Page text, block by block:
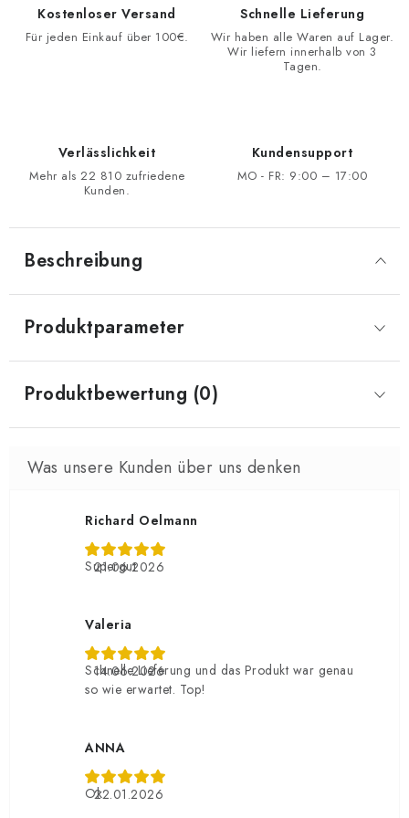
Kostenloser Versand
Für jeden Einkauf über 100€.
Schnelle Lieferung
Wir haben alle Waren auf Lager.
Wir liefern innerhalb von 3
Tagen.
Verlässlichkeit
Mehr als 22 810 zufriedene
Kunden.
Kundensupport
MO - FR: 9:00 – 17:00
Beschreibung
Produktparameter
Produktbewertung (0)
Richard Oelmann
21.06.2026
Supergut
Valeria
14.06.2026
Schnelle Lieferung und das Produkt war genau
so wie erwartet. Top!
ANNA
22.01.2026
Ok